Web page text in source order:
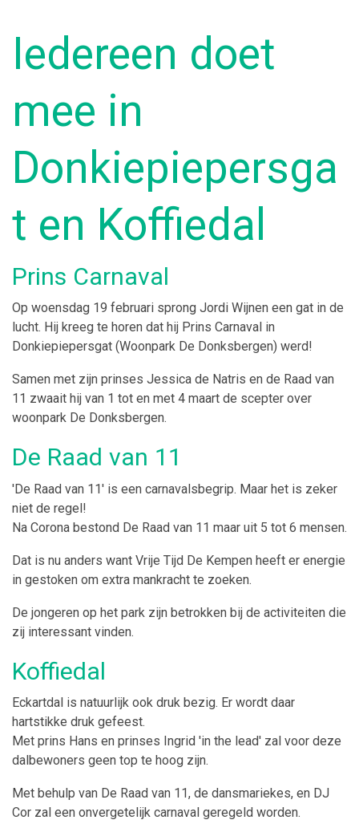
Iedereen doet
mee in
Donkiepiepersga
t en Koffiedal
Prins Carnaval
Op woensdag 19 februari sprong Jordi Wijnen een gat in de
lucht. Hij kreeg te horen dat hij Prins Carnaval in
Donkiepiepersgat (Woonpark De Donksbergen) werd!
Samen met zijn prinses Jessica de Natris en de Raad van
11 zwaait hij van 1 tot en met 4 maart de scepter over
woonpark De Donksbergen.
De Raad van 11
'De Raad van 11' is een carnavalsbegrip. Maar het is zeker
niet de regel!
Na Corona bestond De Raad van 11 maar uit 5 tot 6 mensen.
Dat is nu anders want Vrije Tijd De Kempen heeft er energie
in gestoken om extra mankracht te zoeken.
De jongeren op het park zijn betrokken bij de activiteiten die
zij interessant vinden.
Koffiedal
Eckartdal is natuurlijk ook druk bezig. Er wordt daar
hartstikke druk gefeest.
Met prins Hans en prinses Ingrid 'in the lead' zal voor deze
dalbewoners geen top te hoog zijn.
Met behulp van De Raad van 11, de dansmariekes, en DJ
Cor zal een onvergetelijk carnaval geregeld worden.